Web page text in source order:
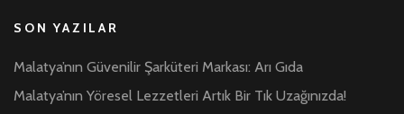
SON YAZILAR
Malatya’nın Güvenilir Şarküteri Markası: Arı Gıda
Malatya’nın Yöresel Lezzetleri Artık Bir Tık Uzağınızda!